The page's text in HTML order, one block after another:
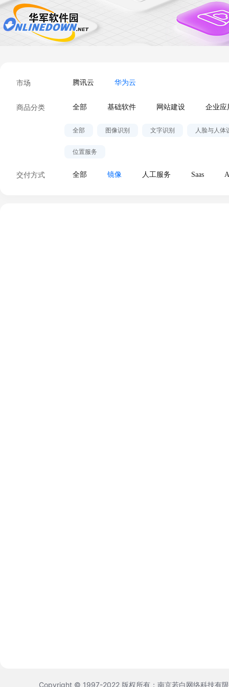
市场 腾讯云 华为云
商品分类 全部 基础软件 网站建设 企业应
全部 图像识别 文字识别 人脸与人体
位置服务
交付方式 全部 镜像 人工服务 Saas
Copyright © 1997-2022 版权所有：南京若白网络科技有